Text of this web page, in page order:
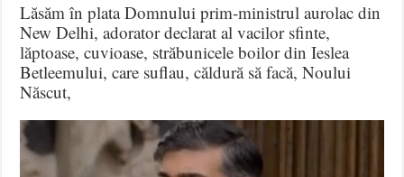
Lăsăm în plata Domnului prim-ministrul aurolac din
New Delhi, adorator declarat al vacilor sfinte,
lăptoase, cuvioase, străbunicele boilor din Ieslea
Betleemului, care suflau, căldură să facă, Noului
Născut,